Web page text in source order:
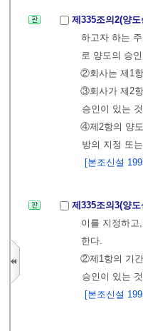
제335조의2(양
하고자 하는
로 양도의 승
②회사는 제1
③회사가 제2
승인이 있는
④제2항의 양
방의 지정 또
[본조신설
제335조의3(양
이를 지정하
한다.
②제1항의 기
승인이 있는
[본조신설